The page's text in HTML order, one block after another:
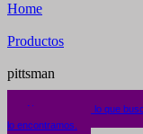
Home
Productos
pittsman
¿No encuentras lo que
lo encontramos.